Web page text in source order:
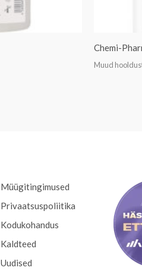
Chemi-
Muud
Müügitingimused
Privaatsuspoliitika
Kodukohandus
Kaldteed
Uudised